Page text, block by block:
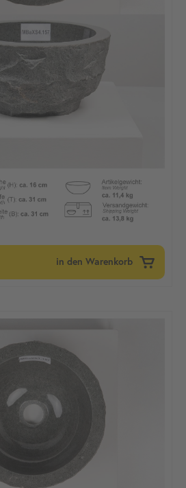
in den Warenkorb